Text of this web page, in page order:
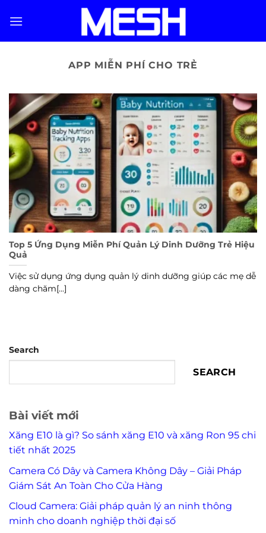
APP MIỄN PHÍ CHO TRẺ
Top 5 Ứng Dụng Miễn Phí Quản Lý Dinh Dưỡng Trẻ Hiệu
Quả
Việc sử dụng ứng dụng quản lý dinh dưỡng giúp các mẹ dễ
dàng chăm[...]
Search
SEARCH
Bài viết mới
Xăng E10 là gì? So sánh xăng E10 và xăng Ron 95 chi
tiết nhất 2025
Camera Có Dây và Camera Không Dây – Giải Pháp
Giám Sát An Toàn Cho Cửa Hàng
Cloud Camera: Giải pháp quản lý an ninh thông
minh cho doanh nghiệp thời đại số